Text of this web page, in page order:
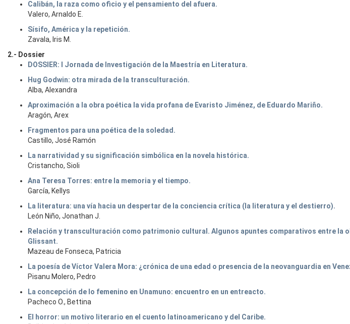
Calibán, la raza como oficio y el pensamiento del afuera.
Valero, Arnaldo E.
Sísifo, América y la repetición.
Zavala, Iris M.
2.- Dossier
DOSSIER: I Jornada de Investigación de la Maestría en Literatura.
Hug Godwin: otra mirada de la transculturación.
Alba, Alexandra
Aproximación a la obra poética la vida profana de Evaristo Jiménez, de Eduardo Mariño.
Aragón, Arex
Fragmentos para una poética de la soledad.
Castillo, José Ramón
La narratividad y su significación simbólica en la novela histórica.
Cristancho, Sioli
Ana Teresa Torres: entre la memoria y el tiempo.
García, Kellys
La literatura: una vía hacia un despertar de la conciencia crítica (la literatura y el destierro).
León Niño, Jonathan J.
Relación y transculturación como patrimonio cultural. Algunos apuntes comparativos entre la
Glissant.
Mazeau de Fonseca, Patricia
La poesía de Víctor Valera Mora: ¿crónica de una edad o presencia de la neovanguardia en
Pisanu Molero, Pedro
La concepción de lo femenino en Unamuno: encuentro en un entreacto.
Pacheco O., Bettina
El horror: un motivo literario en el cuento latinoamericano y del Caribe.